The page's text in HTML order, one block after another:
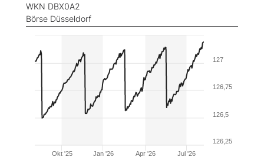
WKN DBX0A2
Börse Düsseldorf
Okt '25 Jan '26 Apr '26 Jul '26
126,25
126,5
126,75
127